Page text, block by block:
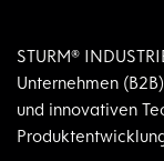
STURM®
Unternehmen
und innovativen